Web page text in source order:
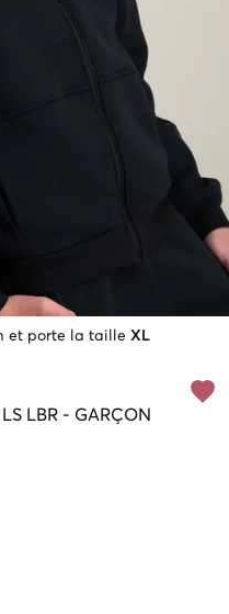
et porte la taille XL
LBR - GARÇON